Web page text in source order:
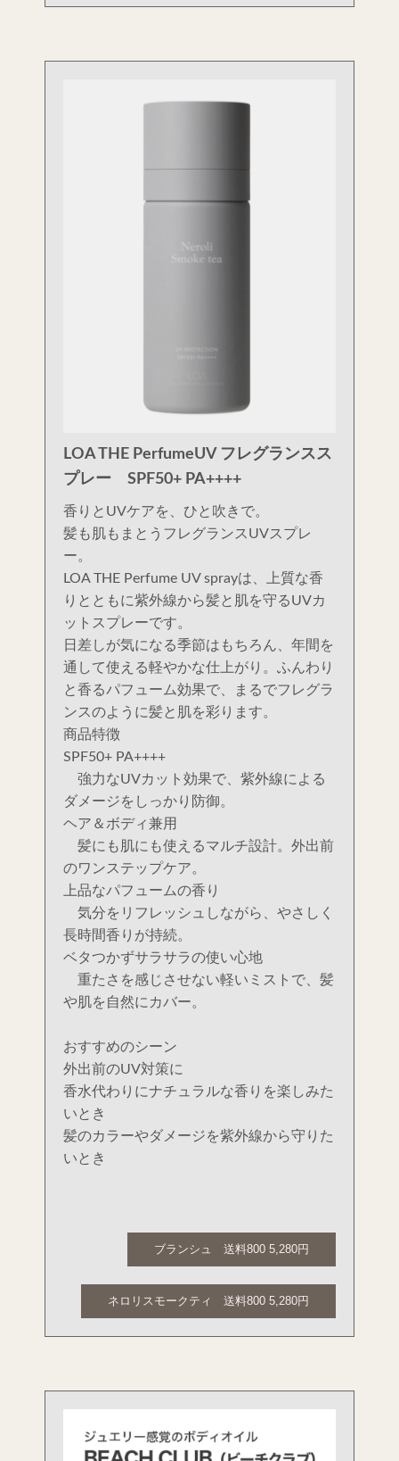
LOA THE PerfumeUV フレグランスス
プレー SPF50+ PA++++
香りとUVケアを、ひと吹きで。
髪も肌もまとうフレグランスUVスプレ
ー。
LOA THE Perfume UV sprayは、上質な香
りとともに紫外線から髪と肌を守るUVカ
ットスプレーです。
日差しが気になる季節はもちろん、年間を
通して使える軽やかな仕上がり。ふんわり
と香るパフューム効果で、まるでフレグラ
ンスのように髪と肌を彩ります。
商品特徴
SPF50+ PA++++
強力なUVカット効果で、紫外線による
ダメージをしっかり防御。
ヘア＆ボディ兼用
髪にも肌にも使えるマルチ設計。外出前
のワンステップケア。
上品なパフュームの香り
気分をリフレッシュしながら、やさしく
長時間香りが持続。
ベタつかずサラサラの使い心地
重たさを感じさせない軽いミストで、髪
や肌を自然にカバー。
おすすめのシーン
外出前のUV対策に
香水代わりにナチュラルな香りを楽しみた
いとき
髪のカラーやダメージを紫外線から守りた
いとき
ブランシュ 送料800 5,280円
ネロリスモークティ 送料800 5,280円